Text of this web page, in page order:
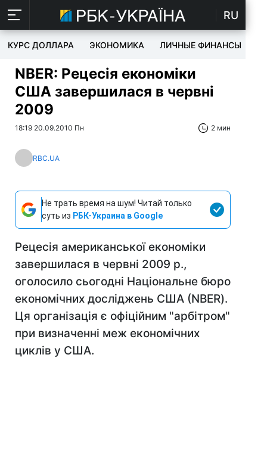
RU
КУРС ДОЛЛАРА ЭКОНОМИКА ЛИЧНЫЕ ФИНАНСЫ
NBER: Рецесія економіки
США завершилася в червні
2009
18:19 20.09.2010 Пн 2 мин
RBC.UA
Не трать время на шум! Читай только
суть из РБК-Украина в Google
Рецесія американської економіки
завершилася в червні 2009 р.,
оголосило сьогодні Національне бюро
економічних досліджень США (NBER).
Ця організація є офіційним "арбітром"
при визначенні меж економічних
циклів у США.